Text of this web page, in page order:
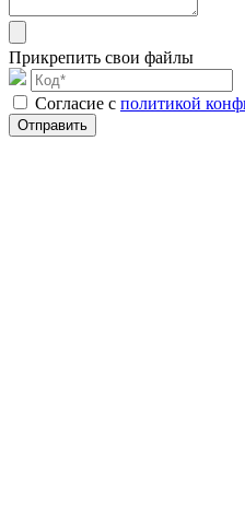
Прикрепить свои файлы
Cогласие с политикой
Отправить